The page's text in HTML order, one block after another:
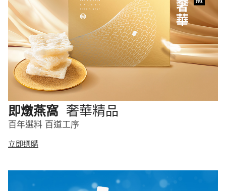
即燉燕窩 奢華精品
百年選料 百道工序
立即選購